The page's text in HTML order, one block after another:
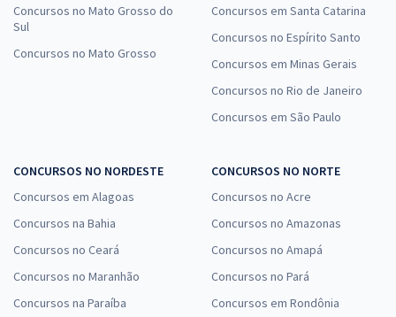
Concursos no Mato Grosso do
Sul
Concursos no Mato Grosso
Concursos em Santa Catarina
Concursos no Espírito Santo
Concursos em Minas Gerais
Concursos no Rio de Janeiro
Concursos em São Paulo
CONCURSOS NO NORDESTE
Concursos em Alagoas
Concursos na Bahia
Concursos no Ceará
Concursos no Maranhão
Concursos na Paraíba
CONCURSOS NO NORTE
Concursos no Acre
Concursos no Amazonas
Concursos no Amapá
Concursos no Pará
Concursos em Rondônia